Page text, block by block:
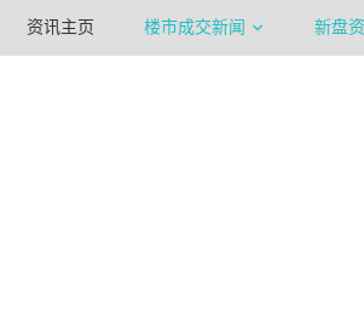
资讯主页 楼市成交新闻 新盘